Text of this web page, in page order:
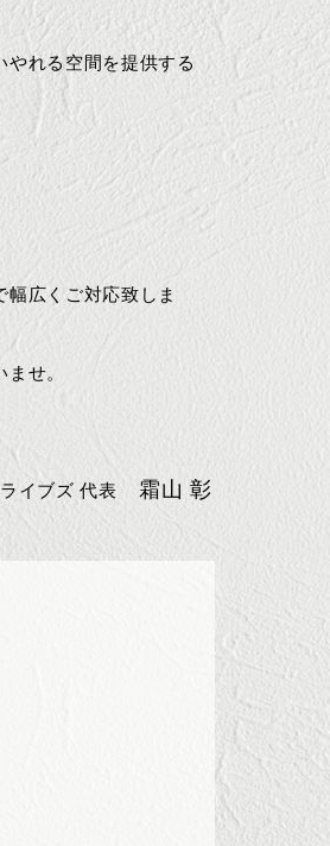
やれる空間を提供する
広くご対応致しま
せ。
イブズ 代表 霜山 彰